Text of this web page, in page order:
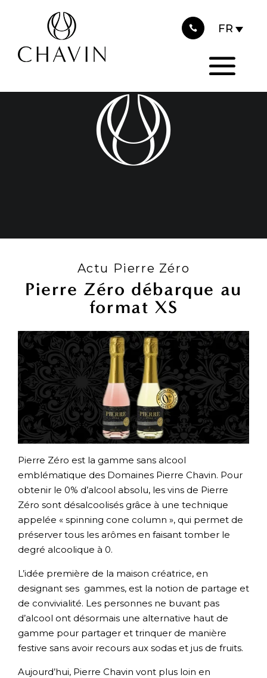
Actu Pierre Zéro
Pierre Zéro débarque au
format XS
Pierre Zéro est la gamme sans alcool
emblématique des Domaines Pierre Chavin. Pour
obtenir le 0% d’alcool absolu, les vins de Pierre
Zéro sont désalcoolisés grâce à une technique
appelée « spinning cone column », qui permet de
préserver tous les arômes en faisant tomber le
degré alcoolique à 0.
L’idée première de la maison créatrice, en
designant ses gammes, est la notion de partage et
de convivialité. Les personnes ne buvant pas
d’alcool ont désormais une alternative haut de
gamme pour partager et trinquer de manière
festive sans avoir recours aux sodas et jus de fruits.
Aujourd’hui, Pierre Chavin vont plus loin en